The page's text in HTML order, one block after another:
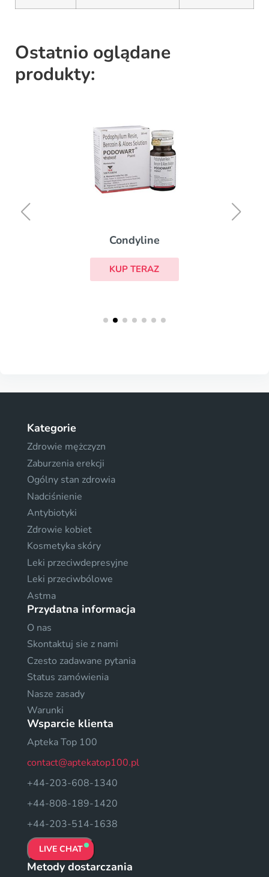
Ostatnio oglądane
produkty:
Condyline
KUP TERAZ
Kategorie
Zdrowie mężczyzn
Zaburzenia erekcji
Ogólny stan zdrowia
Nadciśnienie
Antybiotyki
Zdrowie kobiet
Kosmetyka skóry
Leki przeciwdepresyjne
Leki przeciwbólowe
Astma
Przydatna informacja
O nas
Skontaktuj sie z nami
Czesto zadawane pytania
Status zamówienia
Nasze zasady
Warunki
Wsparcie klienta
Apteka Top 100
contact@aptekatop100.pl
+44-203-608-1340
+44-808-189-1420
+44-203-514-1638
LIVE CHAT
Metody dostarczania